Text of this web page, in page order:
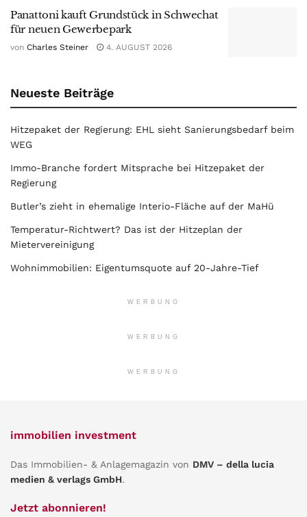
Panattoni kauft Grundstück in Schwechat
für neuen Gewerbepark
von Charles Steiner 4. AUGUST 2026
Neueste Beiträge
Hitzepaket der Regierung: EHL sieht Sanierungsbedarf beim
WEG
Immo-Branche fordert Mitsprache bei Hitzepaket der
Regierung
Butler’s zieht in ehemalige Interio-Fläche auf der MaHü
Temperatur-Richtwert? Das ist der Hitzeplan der
Mietervereinigung
Wohnimmobilien: Eigentumsquote auf 20-Jahre-Tief
WERBUNG
WERBUNG
WERBUNG
immobilien investment
Das Immobilien- & Anlagemagazin von DMV – della lucia
medien & verlags GmbH.
Jetzt abonnieren!